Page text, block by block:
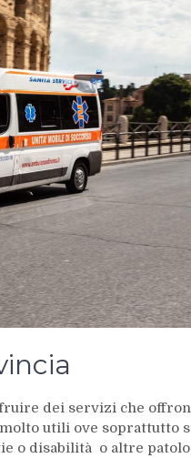
dei servizi che
utili ove soprattutto
o disabilità o altre